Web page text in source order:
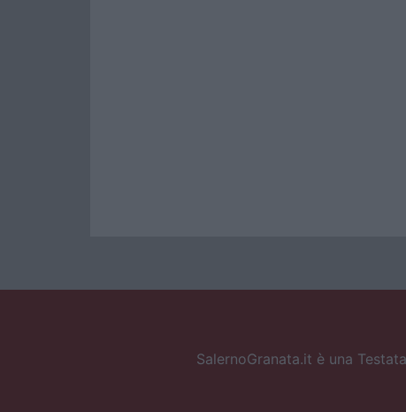
SalernoGranata.it è una